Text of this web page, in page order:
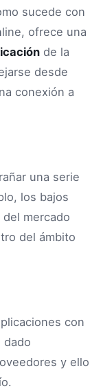
sucede con
ofrece una
de la
desde
conexión a
una serie
los bajos
mercado
del ámbito
con
dado
y ello